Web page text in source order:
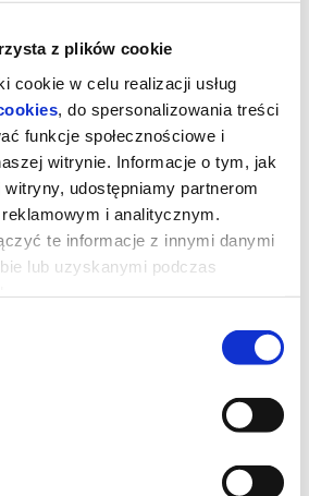
z plików cookie
cookie w celu realizacji usług
, do spersonalizowania treści
funkcje społecznościowe i
witrynie. Informacje o tym, jak
udostępniamy partnerom
i analitycznym.
te informacje z innymi danymi
lub uzyskanymi podczas
(Martyn Ford) wreszcie musi zostać
Liu Kang (Ludi Lin), była elitarną
McNamee), jej mentor Jax Briggs
(Karl Urban), a cała grupa rzuca się w wir
stawką jest coś więcej niż tylko własna